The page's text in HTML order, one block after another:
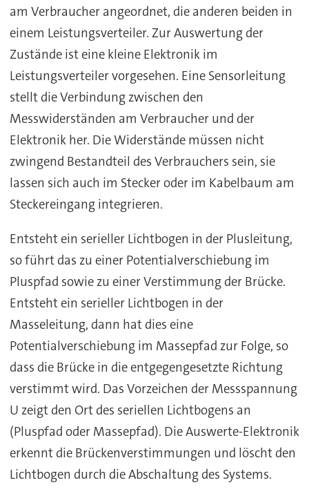
am Verbraucher angeordnet, die anderen beiden in
einem Leistungsverteiler. Zur Auswertung der
Zustände ist eine kleine Elektronik im
Leistungsverteiler vorgesehen. Eine Sensorleitung
stellt die Verbindung zwischen den
Messwiderständen am Verbraucher und der
Elektronik her. Die Widerstände müssen nicht
zwingend Bestandteil des Verbrauchers sein, sie
lassen sich auch im Stecker oder im Kabelbaum am
Steckereingang integrieren.
Entsteht ein serieller Lichtbogen in der Plusleitung,
so führt das zu einer Potentialverschiebung im
Pluspfad sowie zu einer Verstimmung der Brücke.
Entsteht ein serieller Lichtbogen in der
Masseleitung, dann hat dies eine
Potentialverschiebung im Massepfad zur Folge, so
dass die Brücke in die entgegengesetzte Richtung
verstimmt wird. Das Vorzeichen der Messspannung
U zeigt den Ort des seriellen Lichtbogens an
(Pluspfad oder Massepfad). Die Auswerte-Elektronik
erkennt die Brückenverstimmungen und löscht den
Lichtbogen durch die Abschaltung des Systems.